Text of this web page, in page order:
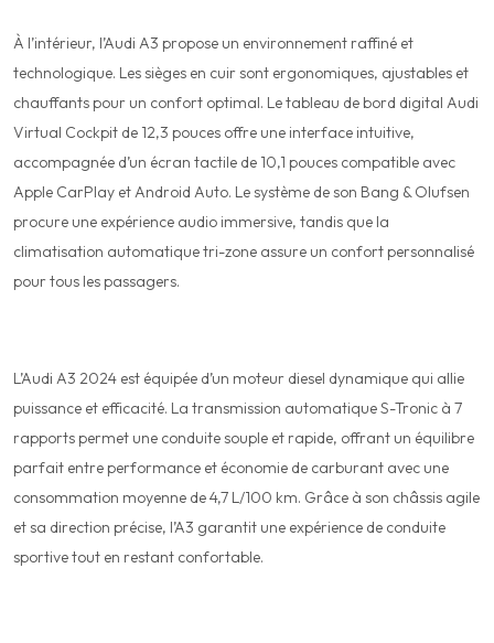
À l’intérieur, l’Audi A3 propose un environnement raffiné et
technologique. Les sièges en cuir sont ergonomiques, ajustables et
chauffants pour un confort optimal. Le tableau de bord digital Audi
Virtual Cockpit de 12,3 pouces offre une interface intuitive,
accompagnée d’un écran tactile de 10,1 pouces compatible avec
Apple CarPlay et Android Auto. Le système de son Bang & Olufsen
procure une expérience audio immersive, tandis que la
climatisation automatique tri-zone assure un confort personnalisé
pour tous les passagers.
L’Audi A3 2024 est équipée d’un moteur diesel dynamique qui allie
puissance et efficacité. La transmission automatique S-Tronic à 7
rapports permet une conduite souple et rapide, offrant un équilibre
parfait entre performance et économie de carburant avec une
consommation moyenne de 4,7 L/100 km. Grâce à son châssis agile
et sa direction précise, l’A3 garantit une expérience de conduite
sportive tout en restant confortable.